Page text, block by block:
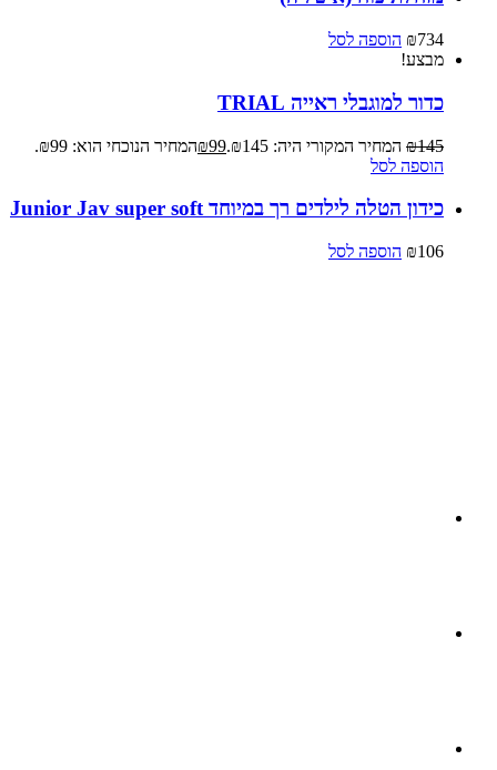
₪734
הוספה לסל
מבצע!
כדור למוגבלי ראייה TRIAL
₪145 המחיר המקורי היה: ₪145. ₪99
המחיר הנוכחי הוא: ₪99.
הוספה לסל
כידון הטלה לילדים רך במיוחד Junior Jav super soft
₪106 הוספה לסל